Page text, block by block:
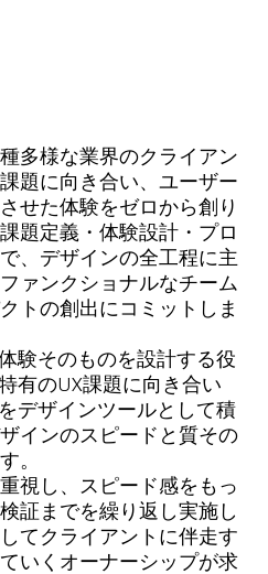
多様な業界のクライアン
題に向き合い、ユーザー
せた体験をゼロから創り
題定義・体験設計・プロ
、デザインの全工程に主
ァンクショナルなチーム
トの創出にコミットしま
験そのものを設計する役
有のUX課題に向き合い
デザインツールとして積
インのスピードと質その
。
視し、スピード感をもっ
証までを繰り返し実施し
てクライアントに伴走す
いくオーナーシップが求